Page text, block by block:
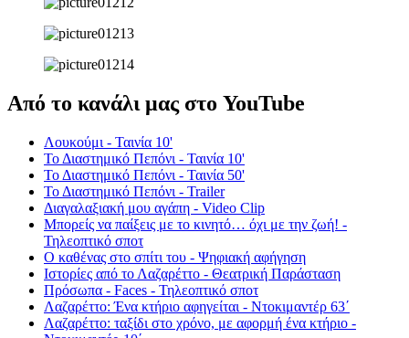
Από το κανάλι μας στο YouTube
Λουκούμι - Ταινία 10'
Το Διαστημικό Πεπόνι - Ταινία 10'
Το Διαστημικό Πεπόνι - Ταινία 50'
Το Διαστημικό Πεπόνι - Trailer
Διαγαλαξιακή μου αγάπη - Video Clip
Μπορείς να παίξεις με το κινητό… όχι με την ζωή! -
Τηλεοπτικό σποτ
Ο καθένας στο σπίτι του - Ψηφιακή αφήγηση
Ιστορίες από το Λαζαρέττο - Θεατρική Παράσταση
Πρόσωπα - Faces - Τηλεοπτικό σποτ
Λαζαρέττο: Ένα κτήριο αφηγείται - Ντοκιμαντέρ 63΄
Λαζαρέττο: ταξίδι στο χρόνο, με αφορμή ένα κτήριο -